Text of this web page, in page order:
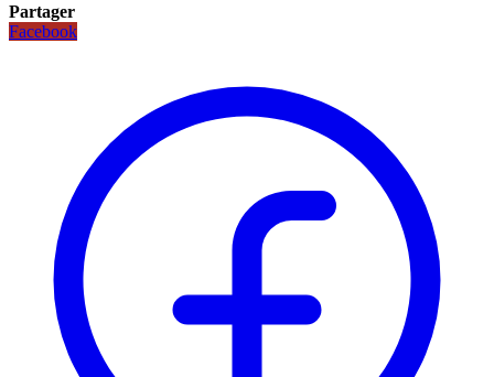
Partager
Facebook